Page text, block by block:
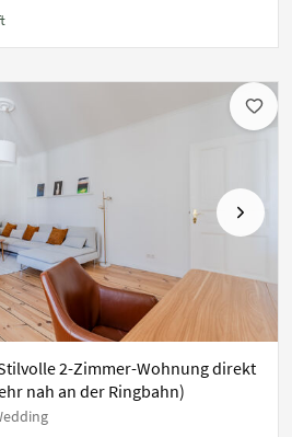
Nächste
2-Zimmer-Wohnung direkt
nah an der Ringbahn)